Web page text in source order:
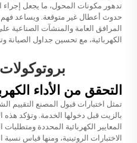
تدهور مكونات المحول، ما يجعل إجراء
حدوث أعطال غير متوقعة. ويساعد فهم
المرافق العامة والمنشآت الصناعية
الكهربائية، مع تحسين جداول الصيانة
التحقق من الأداء
تمثل اختبارات قبول المصنع التقييم
بالزيت قبل دخولها الخدمة. وتؤكد هذه
المعايير الكهربائية المحددة
الاختبارات الروتينية، ومنها قياس